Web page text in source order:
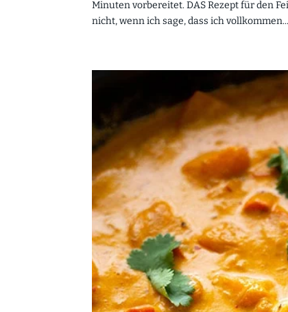
Minuten vorbereitet. DAS Rezept für den
nicht, wenn ich sage, dass ich vollkommen...